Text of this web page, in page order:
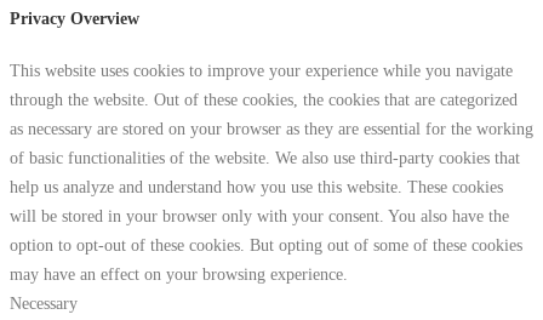
Privacy Overview
This website uses cookies to improve your experience while you navigate
through the website. Out of these cookies, the cookies that are categorized
as necessary are stored on your browser as they are essential for the working
of basic functionalities of the website. We also use third-party cookies that
help us analyze and understand how you use this website. These cookies
will be stored in your browser only with your consent. You also have the
option to opt-out of these cookies. But opting out of some of these cookies
may have an effect on your browsing experience.
Necessary